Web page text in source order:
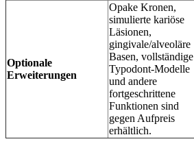
Optionale
Erweiterungen
Opake Kronen,
simulierte kariöse
Läsionen,
gingivale/alveoläre
Basen, vollständige
Typodont-Modelle
und andere
fortgeschrittene
Funktionen sind
gegen Aufpreis
erhältlich.